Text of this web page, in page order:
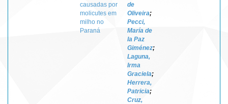
causadas por
molicutes em
milho no
Paraná
de
Oliveira;
Pecci,
María de
la Paz
Giménez;
Laguna,
Irma
Graciela;
Herrera,
Patricia;
Cruz,